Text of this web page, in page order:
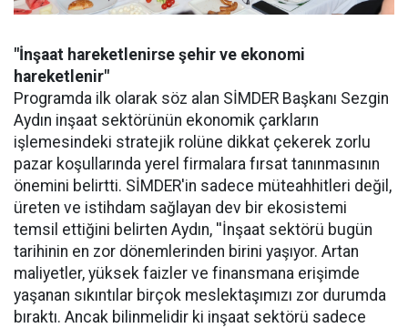
"İnşaat hareketlenirse şehir ve ekonomi
hareketlenir"
Programda ilk olarak söz alan SİMDER Başkanı Sezgin
Aydın inşaat sektörünün ekonomik çarkların
işlemesindeki stratejik rolüne dikkat çekerek zorlu
pazar koşullarında yerel firmalara fırsat tanınmasının
önemini belirtti. SİMDER'in sadece müteahhitleri değil,
üreten ve istihdam sağlayan dev bir ekosistemi
temsil ettiğini belirten Aydın, ''İnşaat sektörü bugün
tarihinin en zor dönemlerinden birini yaşıyor. Artan
maliyetler, yüksek faizler ve finansmana erişimde
yaşanan sıkıntılar birçok meslektaşımızı zor durumda
bıraktı. Ancak bilinmelidir ki inşaat sektörü sadece